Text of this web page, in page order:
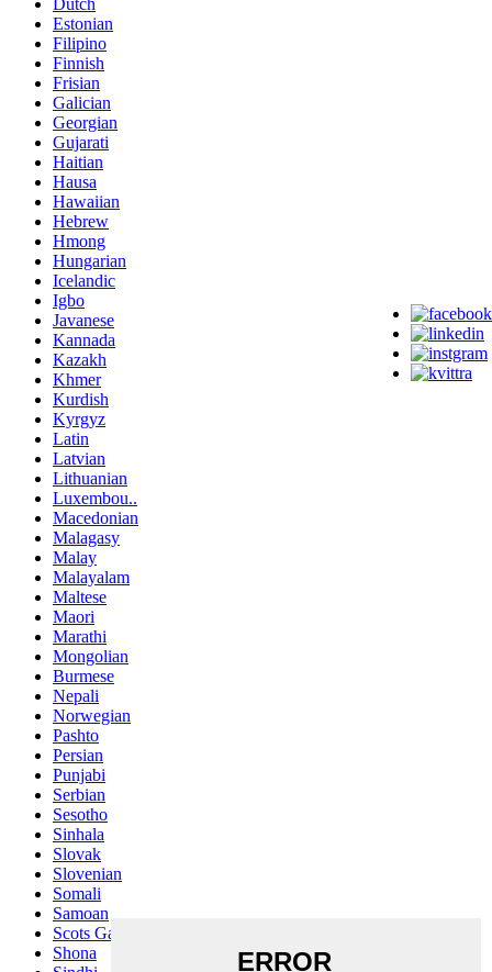
Estonian
Filipino
Finnish
Frisian
Galician
Georgian
Gujarati
Haitian
Hausa
Hawaiian
Hebrew
Hmong
Hungarian
Icelandic
Igbo
Javanese
Kannada
Kazakh
Khmer
Kurdish
Kyrgyz
Latin
Latvian
Lithuanian
Luxembou..
Macedonian
Malagasy
Malay
Malayalam
Maltese
Maori
Marathi
Mongolian
Burmese
Nepali
Norwegian
Pashto
Persian
Punjabi
Serbian
Sesotho
Sinhala
Slovak
Slovenian
Somali
Samoan
Scots Gaelic
Shona